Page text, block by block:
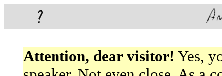
Attention, dear visitor! Yes,